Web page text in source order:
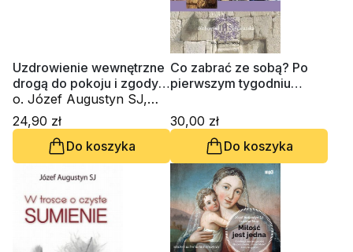
Uzdrowienie wewnętrzne
drogą do pokoju i zgody
na życie (CD-MP3-
audiobook)
o. Józef Augustyn SJ,
Piotr Słabek
24,90 zł
Do koszyka
Co zabrać ze sobą? Po
pierwszym tygodniu
30,00 zł
Do koszyka